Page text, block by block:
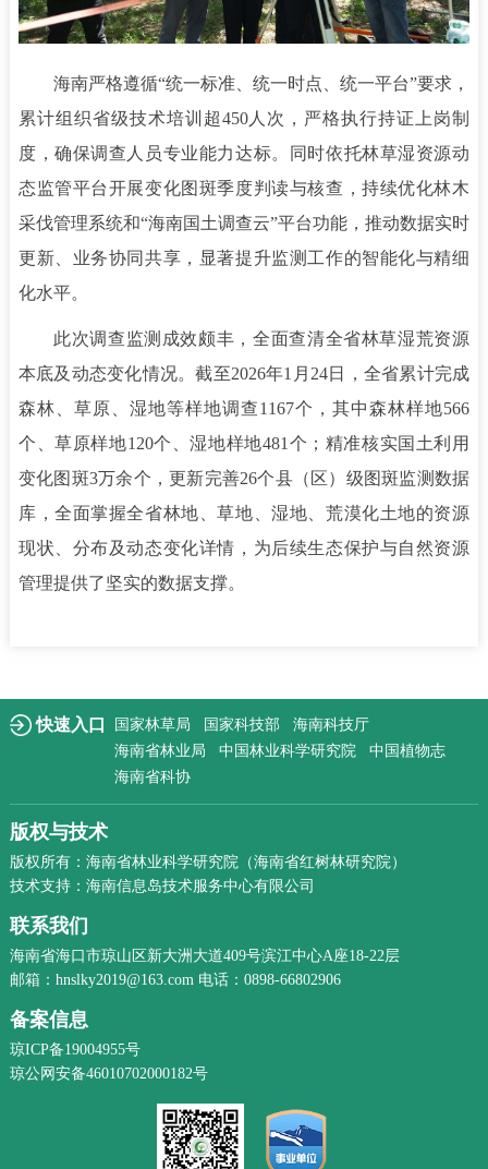
海南严格遵循“统一标准、统一时点、统一平台”要求，
累计组织省级技术培训超450人次，严格执行持证上岗制
度 ，确保调查人员专业能力达标。同时依托林草湿资源动
态监管平台开展变化图斑季度判读与核查，持续优化林木
采伐管理系统和“海南国土调查云”平台功能，推动数据实时
更新、业务协同共享，显著提升监测工作的智能化与精细
化水平。
此次调查监测成效颇丰，全面查清全省林草湿荒资源
本底及动态变化情况。截至2026年1月24日，全省累计完成
森林、草原、湿地等样地调查1167个，其中森林样地566
个、草原样地120个、湿地样地481个；精准核实国土利用
变化图斑3万余个，更新完善26个县（区）级图斑监测数据
库，全面掌握全省林地、草地、湿地、荒漠化土地的资源
现状、分布及动态变化详情，为后续生态保护与自然资源
管理提供了坚实的数据支撑。
快速入口 国家林草局 国家科技部
海南科技厅
海南省林业局
中国林业科学研究院
中国植物志
海南省科协
版权与技术
版权所有：海南省林业科学研究院（海南省红树林研究院）
技术支持：海南信息岛技术服务中心有限公司
联系我们
海南省海口市琼山区新大洲大道409号滨江中心A座18-22层
邮箱：hnslky2019@163.com 电话：0898-66802906
备案信息
琼ICP备19004955号
琼公网安备46010702000182号